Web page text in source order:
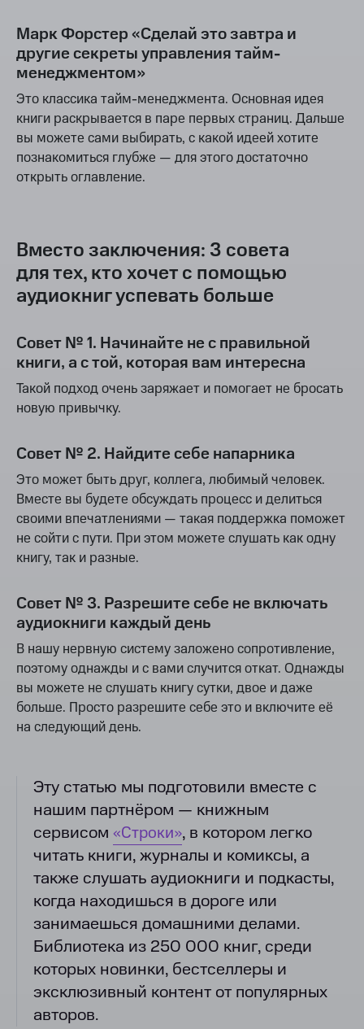
Марк Форстер «Сделай это завтра и
другие секреты управления тайм-
менеджментом»
Это классика тайм-менеджмента. Основная идея
книги раскрывается в паре первых страниц. Дальше
вы можете сами выбирать, с какой идеей хотите
познакомиться глубже — для этого достаточно
открыть оглавление.
Вместо заключения: 3 совета
для тех, кто хочет с помощью
аудиокниг успевать больше
Совет № 1. Начинайте не с правильной
книги, а с той, которая вам интересна
Такой подход очень заряжает и помогает не бросать
новую привычку.
Совет № 2. Найдите себе напарника
Это может быть друг, коллега, любимый человек.
Вместе вы будете обсуждать процесс и делиться
своими впечатлениями — такая поддержка поможет
не сойти с пути. При этом можете слушать как одну
книгу, так и разные.
Совет № 3. Разрешите себе не включать
аудиокниги каждый день
В нашу нервную систему заложено сопротивление,
поэтому однажды и с вами случится откат. Однажды
вы можете не слушать книгу сутки, двое и даже
больше. Просто разрешите себе это и включите её
на следующий день.
Эту статью мы подготовили вместе с
нашим партнёром — книжным
сервисом «Строки», в котором легко
читать книги, журналы и комиксы, а
также слушать аудиокниги и подкасты,
когда находишься в дороге или
занимаешься домашними делами.
Библиотека из 250 000 книг, среди
которых новинки, бестселлеры и
эксклюзивный контент от популярных
авторов.